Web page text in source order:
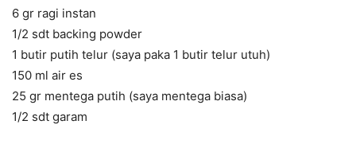
6 gr ragi instan
1/2 sdt backing powder
1 butir putih telur (saya paka 1 butir telur utuh)
150 ml air es
25 gr mentega putih (saya mentega biasa)
1/2 sdt garam